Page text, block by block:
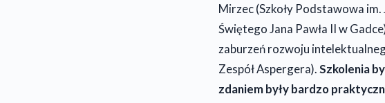
Mirzec (Szkoły Podstawowa
Świętego Jana Pawła II w
zaburzeń rozwoju
Zespół Aspergera).Szkolenia
zdaniem były bardzo